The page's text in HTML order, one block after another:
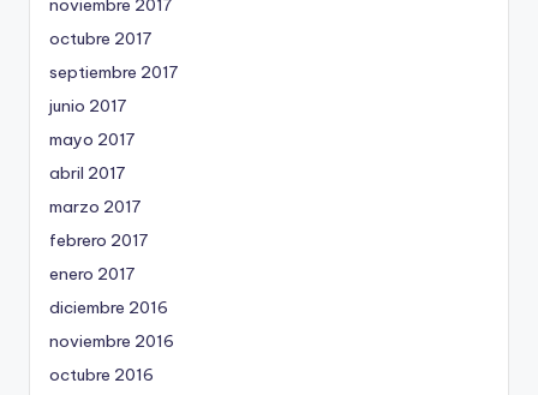
noviembre 2017
octubre 2017
septiembre 2017
junio 2017
mayo 2017
abril 2017
marzo 2017
febrero 2017
enero 2017
diciembre 2016
noviembre 2016
octubre 2016